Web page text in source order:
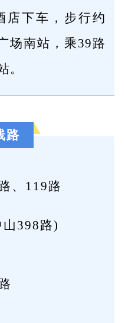
店下车，步行约
场南站，乘39路
。
路
、119路
398路)